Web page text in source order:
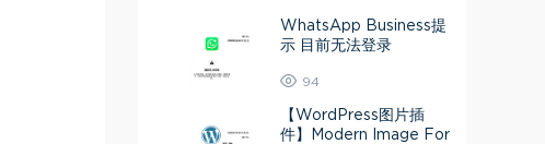
WhatsApp Business提
示 目前无法登录
94
【WordPress图片插
件】Modern Image For